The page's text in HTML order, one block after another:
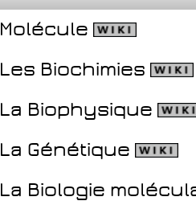
Molécule
Les Biochimies
La Biophysique
La Génétique
La Biologie